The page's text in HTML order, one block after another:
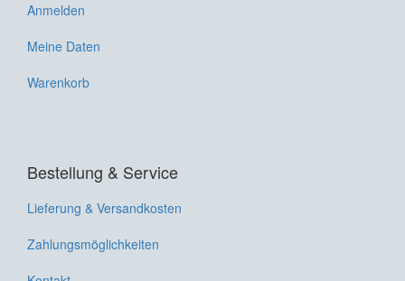
Anmelden
Meine Daten
Warenkorb
Bestellung & Service
Lieferung & Versandkosten
Zahlungsmöglichkeiten